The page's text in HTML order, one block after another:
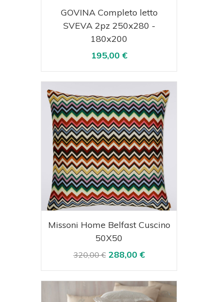
Acquista Visualizza
GOVINA Completo letto
SVEVA 2pz 250x280 -
180x200
195,00 €
Acquista Visualizza
Missoni Home Belfast Cuscino
50X50
320,00 € 288,00 €